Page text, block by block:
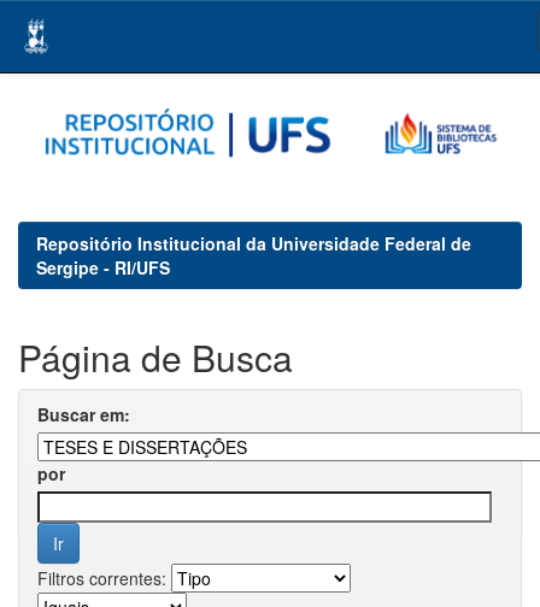
navigation
Repositório Institucional da Universidade Federal de
Sergipe - RI/UFS
Página de Busca
Buscar em:
por
Filtros correntes: